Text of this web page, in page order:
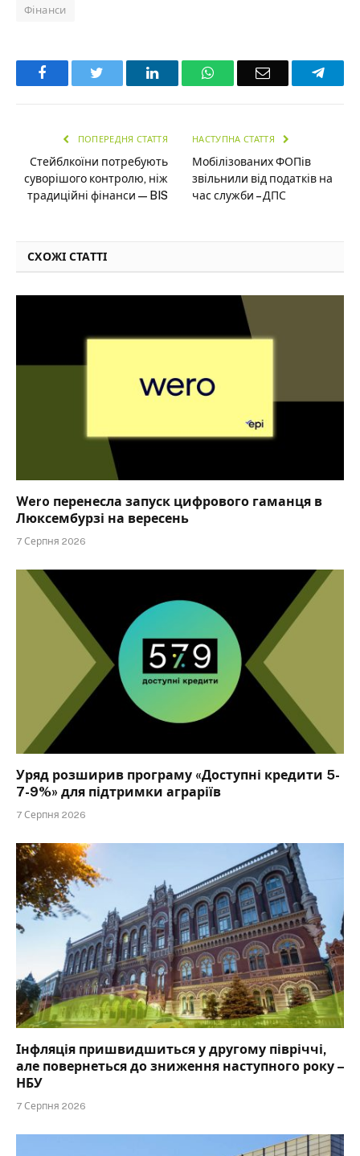
Фінанси
Facebook LinkedInWhatsAppEmail
ПОПЕРЕДНЯ СТАТТЯ
Стейблкоїни потребують
суворішого контролю, ніж
традиційні фінанси — BIS
НАСТУПНА СТАТТЯ
Мобілізованих ФОПів
звільнили від податків на
час служби – ДПС
СХОЖІ СТАТТІ
Wero перенесла запуск цифрового гаманця в
Люксембурзі на вересень
7 Серпня 2026
Уряд розширив програму «Доступні кредити 5-
7-9%» для підтримки аграріїв
7 Серпня 2026
Інфляція пришвидшиться у другому півріччі,
але повернеться до зниження наступного року –
НБУ
7 Серпня 2026